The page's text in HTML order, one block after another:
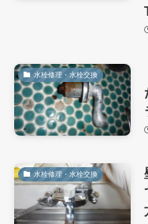
水栓修理・水栓交換
水栓修理・水栓交換